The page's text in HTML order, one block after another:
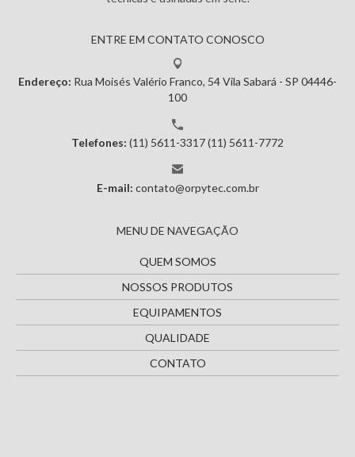
ENTRE EM CONTATO CONOSCO
Endereço: Rua Moisés Valério Franco, 54Vila Sabará - SP 04446-
100
Telefones: (11) 5611-3317(11) 5611-7772
E-mail: contato@orpytec.com.br
MENU DE NAVEGAÇÃO
QUEM SOMOS
NOSSOS PRODUTOS
EQUIPAMENTOS
QUALIDADE
CONTATO